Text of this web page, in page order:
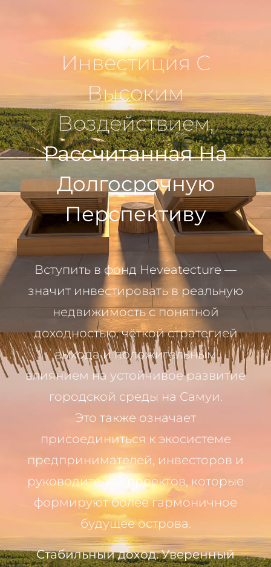
Инвестиция С
Высоким
Воздействием,
Рассчитанная На
Долгосрочную
Перспективу
Вступить в фонд Heveatecture —
значит инвестировать в реальную
недвижимость с понятной
доходностью, чёткой стратегией
выхода и положительным
влиянием на устойчивое развитие
городской среды на Самуи.
Это также означает
присоединиться к экосистеме
предпринимателей, инвесторов и
руководителей проектов, которые
формируют более гармоничное
будущее острова.
Стабильный доход. Уверенный